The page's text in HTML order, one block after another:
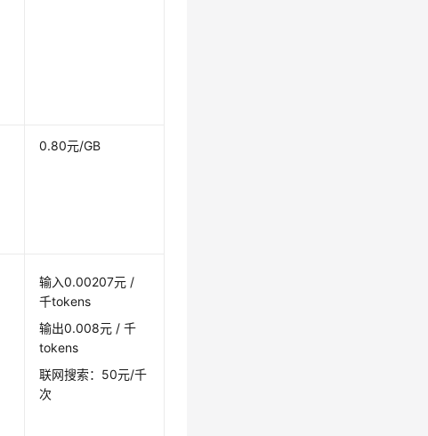
0.80元/GB
输入0.00207元 /
千tokens
输出0.008元 / 千
tokens
联网搜索：50元/千
次